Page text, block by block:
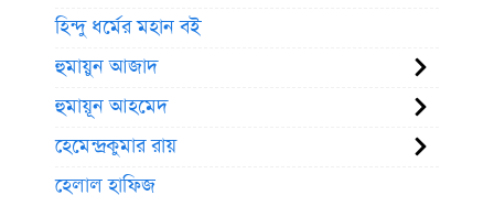
হিন্দু ধর্মের মহান বই
হুমায়ুন আজাদ
হুমায়ূন আহমেদ
হেমেন্দ্রকুমার রায়
হেলাল হাফিজ